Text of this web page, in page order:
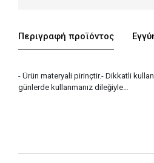
Περιγραφή προϊόντος
- Ürün materyali pirinçtir.- Dikkatli
günlerde kullanmanız dileğiyle…